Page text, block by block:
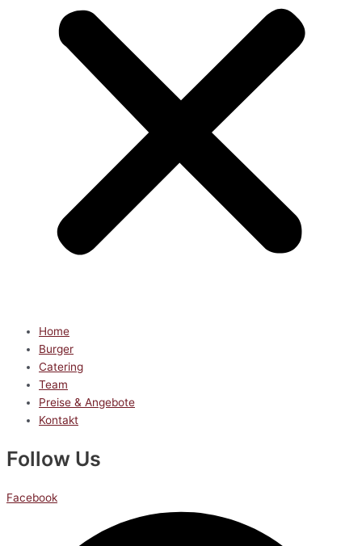
Home
Burger
Catering
Team
Preise & Angebote
Kontakt
Follow Us
Facebook